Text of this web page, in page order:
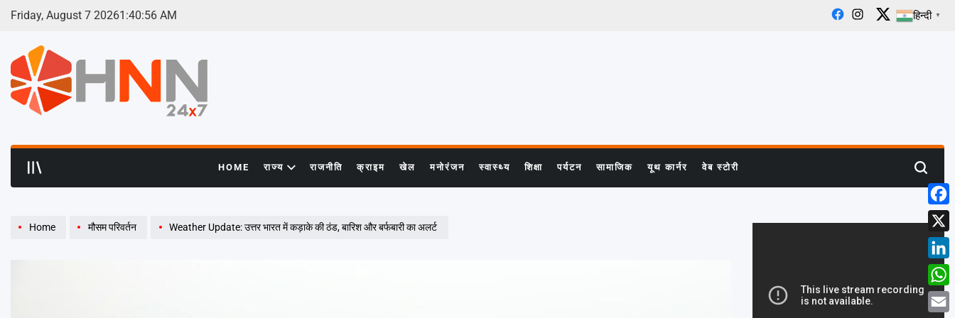
Skip
Friday, August 7 20261 :40:57 AM Facebook
Instagram
X हिन्दी ▼
HOME राज्य राजनीति क्राइम खेल मनोरंजन स्वास्थ्य शिक्षा पर्यटन सामाजिक यूथ कार्नर वेब स्टोरी Search
Home मौसम परिवर्तन Weather Update: उत्तर भारत में कड़ाके की ठंड, बारिश और बर्फबारी का अलर्ट
X